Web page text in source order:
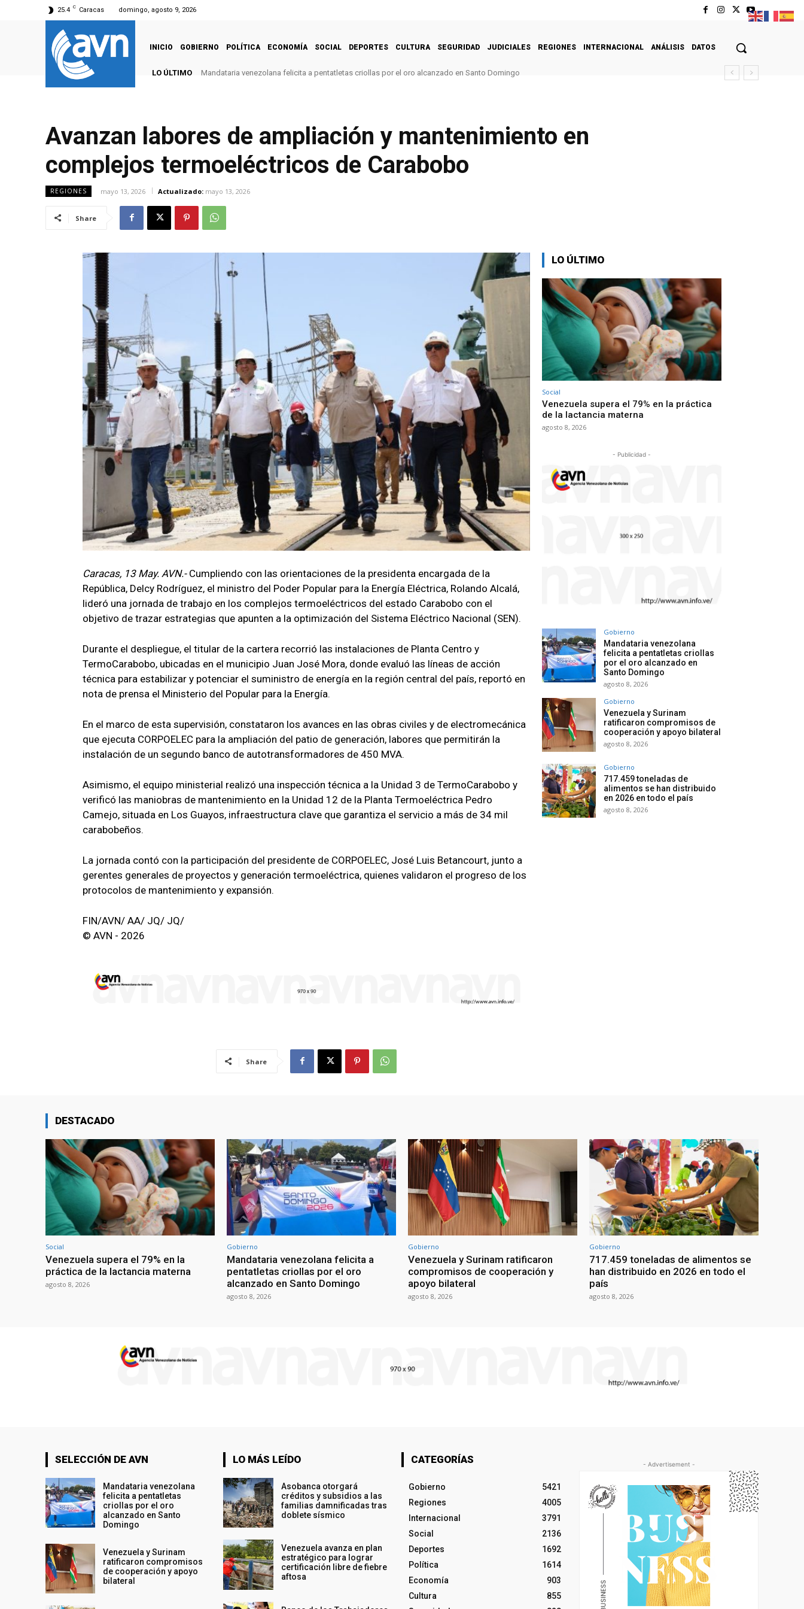
25.4 C Caracas domingo, agosto 9, 2026
INICIO GOBIERNO POLÍTICA ECONOMÍA SOCIAL DEPORTES CULTURA SEGURIDAD JUDICIALES REGIONES INTERNACIONAL ANÁLISIS DATOS
LO ÚLTIMO Mandataria venezolana felicita a pentatletas criollas por el oro alcanzado en Santo Domingo
Avanzan labores de ampliación y mantenimiento en
complejos termoeléctricos de Carabobo
REGIONES mayo 13, 2026 Actualizado: mayo 13, 2026
Share
Caracas, 13 May. AVN.- Cumpliendo con las orientaciones de la presidenta encargada de la
República, Delcy Rodríguez, el ministro del Poder Popular para la Energía Eléctrica, Rolando Alcalá,
lideró una jornada de trabajo en los complejos termoeléctricos del estado Carabobo con el
objetivo de trazar estrategias que apunten a la optimización del Sistema Eléctrico Nacional (SEN).
Durante el despliegue, el titular de la cartera recorrió las instalaciones de Planta Centro y
TermoCarabobo, ubicadas en el municipio Juan José Mora, donde evaluó las líneas de acción
técnica para estabilizar y potenciar el suministro de energía en la región central del país, reportó en
nota de prensa el Ministerio del Popular para la Energía.
En el marco de esta supervisión, constataron los avances en las obras civiles y de electromecánica
que ejecuta CORPOELEC para la ampliación del patio de generación, labores que permitirán la
instalación de un segundo banco de autotransformadores de 450 MVA.
Asimismo, el equipo ministerial realizó una inspección técnica a la Unidad 3 de TermoCarabobo y
verificó las maniobras de mantenimiento en la Unidad 12 de la Planta Termoeléctrica Pedro
Camejo, situada en Los Guayos, infraestructura clave que garantiza el servicio a más de 34 mil
carabobeños.
La jornada contó con la participación del presidente de CORPOELEC, José Luis Betancourt, junto a
gerentes generales de proyectos y generación termoeléctrica, quienes validaron el progreso de los
protocolos de mantenimiento y expansión.
FIN/AVN/ AA/ JQ/ JQ/
© AVN - 2026
Share
LO ÚLTIMO
Social
Venezuela supera el 79% en la práctica
de la lactancia materna
agosto 8, 2026
- Publicidad -
Gobierno
Mandataria venezolana
felicita a pentatletas criollas
por el oro alcanzado en
Santo Domingo
agosto 8, 2026
Gobierno
Venezuela y Surinam
ratificaron compromisos de
cooperación y apoyo bilateral
agosto 8, 2026
Gobierno
717.459 toneladas de
alimentos se han distribuido
en 2026 en todo el país
agosto 8, 2026
DESTACADO
Social
Venezuela supera el 79% en la
práctica de la lactancia materna
agosto 8, 2026
Gobierno
Mandataria venezolana felicita a
pentatletas criollas por el oro
alcanzado en Santo Domingo
agosto 8, 2026
Gobierno
Venezuela y Surinam ratificaron
compromisos de cooperación y
apoyo bilateral
agosto 8, 2026
Gobierno
717.459 toneladas de alimentos se
han distribuido en 2026 en todo el
país
agosto 8, 2026
SELECCIÓN DE AVN
Mandataria venezolana
felicita a pentatletas
criollas por el oro
alcanzado en Santo
Domingo
Venezuela y Surinam
ratificaron compromisos
de cooperación y apoyo
bilateral
LO MÁS LEÍDO
Asobanca otorgará
créditos y subsidios a las
familias damnificadas tras
doblete sísmico
Venezuela avanza en plan
estratégico para lograr
certificación libre de fiebre
aftosa
CATEGORÍAS
Gobierno
5421
Regiones
4005
Internacional
3791
Social
2136
Deportes
1692
Política
1614
Economía
903
Cultura
855
- Advertisement -